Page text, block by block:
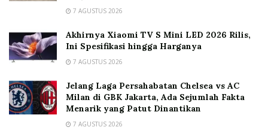
7 AGUSTUS 2026
Akhirnya Xiaomi TV S Mini LED 2026 Rilis,
Ini Spesifikasi hingga Harganya
7 AGUSTUS 2026
Jelang Laga Persahabatan Chelsea vs AC
Milan di GBK Jakarta, Ada Sejumlah Fakta
Menarik yang Patut Dinantikan
7 AGUSTUS 2026